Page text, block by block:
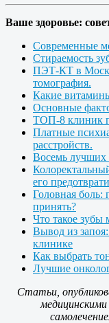
Ваше здоровье:
Современные
Стираемость
ПЭТ-КТ в
томография.
Какие
Основные
ТОП-8 клиник
Платные
расстройств.
Восемь лучших
его
Головная боль:
принять?
Что такое зубы
Вывод из
клинике
Как выбрать
Лучшие
Статьи,